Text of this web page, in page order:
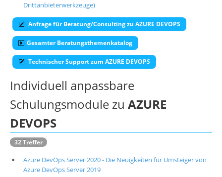
Drittanbieterwerkzeuge)
Anfrage für Beratung/Consulting zu AZURE DEVOPS
Gesamter Beratungsthemenkatalog
Technischer Support zum AZURE DEVOPS
Individuell anpassbare
Schulungsmodule zu AZURE
DEVOPS
32 Treffer
Azure DevOps Server 2020 - Die Neuigkeiten für Umsteiger von
Azure DevOps Server 2019